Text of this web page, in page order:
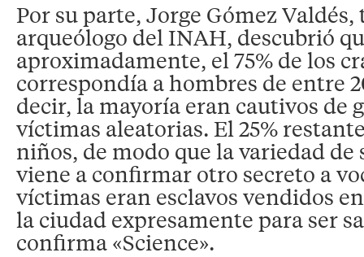
Por su parte, Jorge Gómez
arqueólogo del INAH, descubrió
aproximadamente, el 75% de los
correspondía a hombres de entre
decir, la mayoría eran cautivos de
víctimas aleatorias. El 25%
niños, de modo que la variedad de
viene a confirmar otro secreto a
víctimas eran esclavos vendidos
la ciudad expresamente para ser
confirma «Science».